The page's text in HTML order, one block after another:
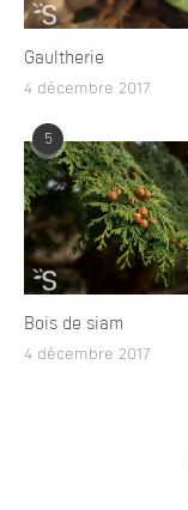
Gaultherie
4 décembre 2017
5
Bois de siam
4 décembre 2017